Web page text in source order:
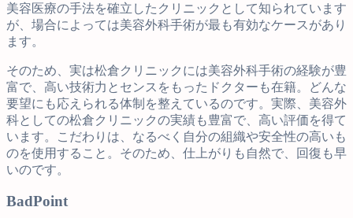
美容医療の手法を確立したクリニックとして知られています
が、場合によっては美容外科手術が最も有効なケースがあり
ます。
そのため、実は松倉クリニックには美容外科手術の経験が豊
富で、高い技術力とセンスをもったドクターも在籍。どんな
要望にも応えられる体制を整えているのです。実際、美容外
科としての松倉クリニックの実績も豊富で、高い評価を得て
います。こだわりは、なるべく自分の組織や安全性の高いも
のを使用すること。そのため、仕上がりも自然で、回復も早
いのです。
BadPoint